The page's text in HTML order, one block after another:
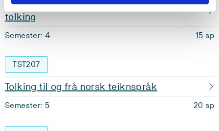
Bacheloroppgåve i norsk teiknspråk og
tolking
Semester: 4 15 sp
TST207
Tolking til og frå norsk teiknspråk
Semester: 5 20 sp